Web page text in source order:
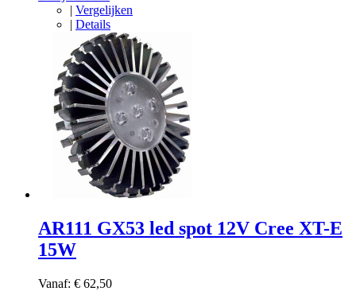
| Vergelijken
| Details
AR111 GX53 led spot 12V Cree XT-E
15W
Vanaf: € 62,50